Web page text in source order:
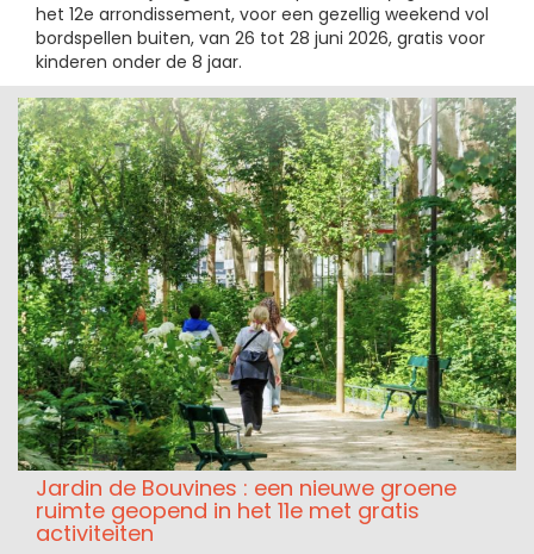
het 12e arrondissement, voor een gezellig weekend vol
bordspellen buiten, van 26 tot 28 juni 2026, gratis voor
kinderen onder de 8 jaar.
Jardin de Bouvines : een nieuwe groene
ruimte geopend in het 11e met gratis
activiteiten